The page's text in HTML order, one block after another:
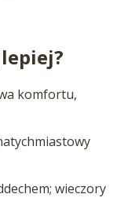
komfortu,
wieczory